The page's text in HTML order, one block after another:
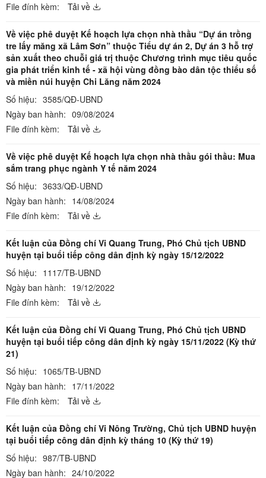
File đính kèm:
Tải về
Về việc phê duyệt Kế hoạch lựa chọn nhà thầu “Dự án trồng
tre lấy măng xã Lâm Sơn” thuộc Tiểu dự án 2, Dự án 3 hỗ trợ
sản xuất theo chuỗi giá trị thuộc Chương trình mục tiêu quốc
gia phát triển kinh tế - xã hội vùng đồng bào dân tộc thiểu số
và miền núi huyện Chi Lăng năm 2024
Số hiệu: 3585/QĐ-UBND
Ngày ban hành: 09/08/2024
File đính kèm:
Tải về
Về việc phê duyệt Kế hoạch lựa chọn nhà thầu gói thầu: Mua
sắm trang phục ngành Y tế năm 2024
Số hiệu: 3633/QĐ-UBND
Ngày ban hành: 14/08/2024
File đính kèm:
Tải về
Kết luận của Đồng chí Vi Quang Trung, Phó Chủ tịch UBND
huyện tại buổi tiếp công dân định kỳ ngày 15/12/2022
Số hiệu: 1117/TB-UBND
Ngày ban hành: 19/12/2022
File đính kèm:
Tải về
Kết luận của Đồng chí Vi Quang Trung, Phó Chủ tịch UBND
huyện tại buổi tiếp công dân định kỳ ngày 15/11/2022 (Kỳ thứ
21)
Số hiệu: 1065/TB-UBND
Ngày ban hành: 17/11/2022
File đính kèm:
Tải về
Kết luận của Đồng chí Vi Nông Trường, Chủ tịch UBND huyện
tại buổi tiếp công dân định kỳ tháng 10 (Kỳ thứ 19)
Số hiệu: 987/TB-UBND
Ngày ban hành: 24/10/2022